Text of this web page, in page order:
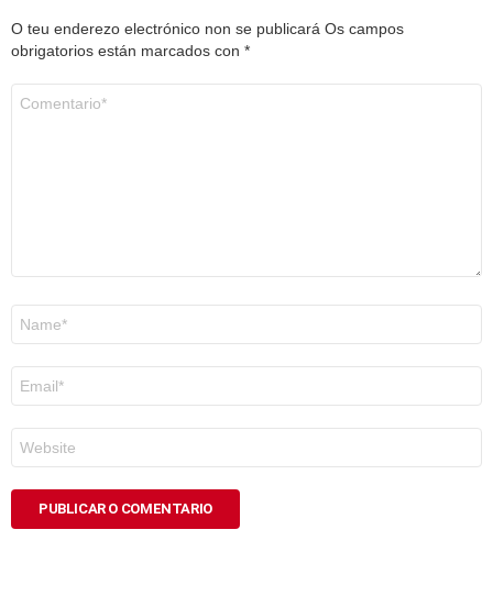
O teu enderezo electrónico non se publicará Os campos
obrigatorios están marcados con *
electrónico
*